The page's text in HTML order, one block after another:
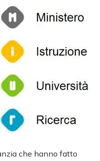
che hanno fatto